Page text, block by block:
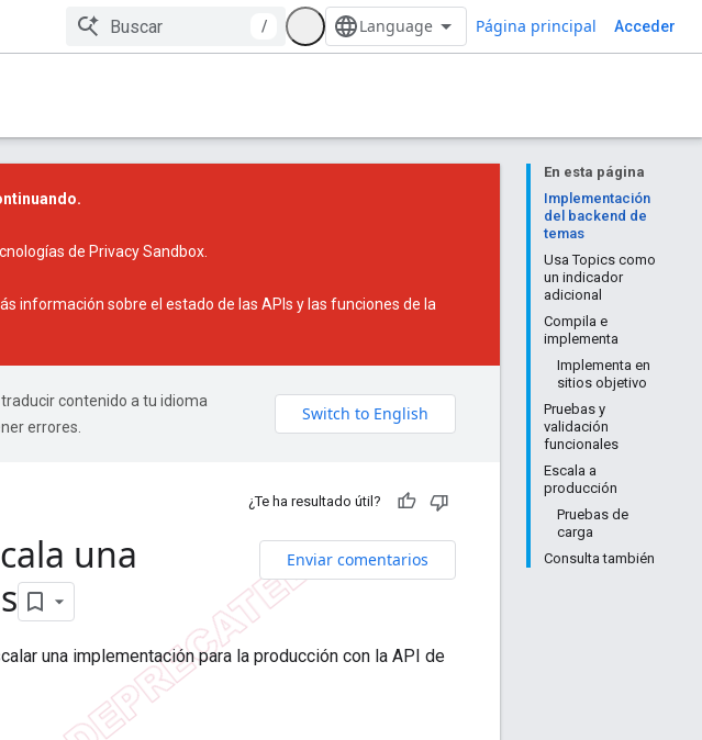
/ Página principal Acceder
En esta página
Implementación
del backend de
temas
Usa Topics como
un indicador
adicional
Compila e
implementa
Implementa en
sitios objetivo
Pruebas y
validación
funcionales
Escala a
producción
Pruebas de
carga
Consulta también
de Privacy Sandbox
información sobre el estado de las APIs y las funciones de la
contenido a tu idioma
errores.
¿Te ha resultado útil?
Enviar comentarios
una
una implementación para la producción con la API de